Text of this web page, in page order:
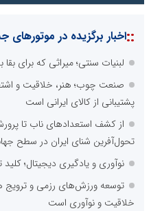
::اخبار برگزیده در موتورهای
لبنیات سنتی؛ میراثی که برای
صنعت چوب؛ هنر، خلاقیت و
پشتیبانی از کالای ایرانی است
از کشف استعدادهای ناب تا
تحول‌آفرین شنای ایران در سطح
نوآوری و یادگیری دیجیتال؛
توسعه ورزش‌های رزمی و ترویج
خلاقیت و نوآوری است